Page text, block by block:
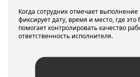
Когда сотрудник отмечает выполнение
фиксирует дату, время и место, где
помогает контролировать качество
ответственность исполнителя.